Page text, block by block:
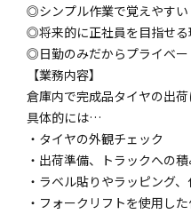
◎シンプル作業で覚えやすい
◎将来的に正社員を目指せる
◎日勤のみだからプライベー
【業務内容】
倉庫内で完成品タイヤの出荷
具体的には…
・タイヤの外観チェック
・出荷準備、トラックへの
・ラベル貼りやラッピング
・フォークリフトを使用し